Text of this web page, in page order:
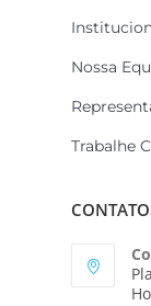
Nossa
Trabalhe